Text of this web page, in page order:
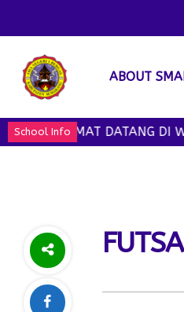
ABOUT
School Info
SELAMAT DATANG DI